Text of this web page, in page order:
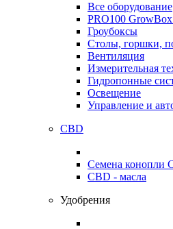
Все оборудование
PRO100 GrowBox
Гроубоксы
Столы, горшки,
Вентиляция
Измерительная
Гидропонные
Освещение
Управление и
CBD
Семена конопли
CBD - масла
Удобрения